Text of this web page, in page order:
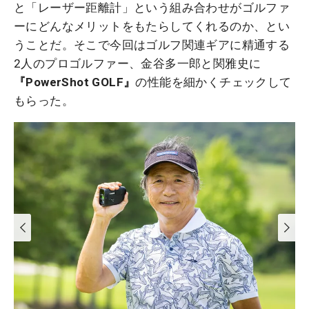
と「レーザー距離計」という組み合わせがゴルファ
ーにどんなメリットをもたらしてくれるのか、とい
うことだ。そこで今回はゴルフ関連ギアに精通する
2人のプロゴルファー、金谷多一郎と関雅史に
『PowerShot GOLF』の性能を細かくチェックして
もらった。